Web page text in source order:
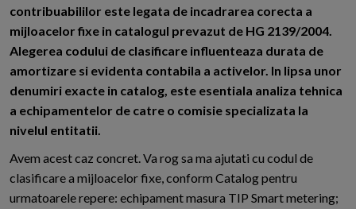
contribuabililor este legata de incadrarea corecta a
mijloacelor fixe in catalogul prevazut de HG 2139/2004.
Alegerea codului de clasificare influenteaza durata de
amortizare si evidenta contabila a activelor. In lipsa unor
denumiri exacte in catalog, este esentiala analiza tehnica
a echipamentelor de catre o comisie specializata la
nivelul entitatii.
Avem acest caz concret. Va rog sa ma ajutati cu codul de
clasificare a mijloacelor fixe, conform Catalog pentru
urmatoarele repere: echipament masura TIP Smart metering;